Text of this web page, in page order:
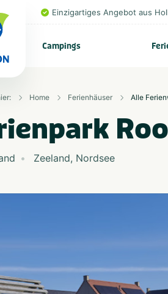
Einzigartiges Angebot aus
Campings
Home Ferienhäuser Alle
Zeeland, Nordsee